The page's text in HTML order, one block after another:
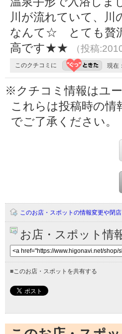
川が流れていて、川
なんて☆ とても贅
高です★★
（投稿
このクチコミに 現在：
※クチコミ情報はユ
これらは投稿時の
でご了承ください。
このお店・スポットの情報変更や閉
お店・スポット情
■このお店・スポットを共有する